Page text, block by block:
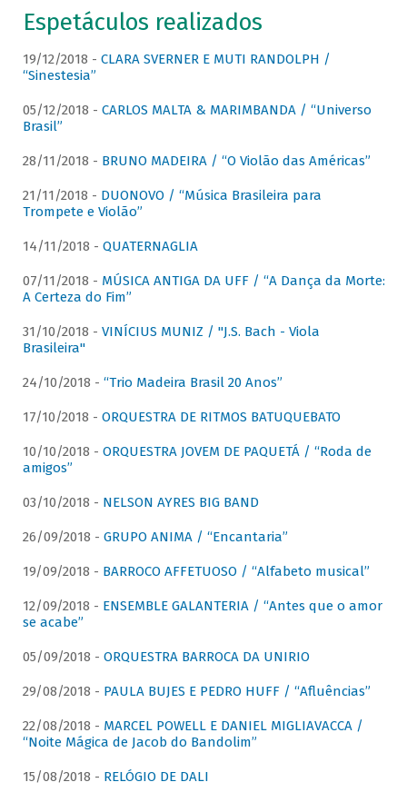
Espetáculos realizados
19/12/2018 - CLARA SVERNER E MUTI RANDOLPH /
“Sinestesia”
05/12/2018 - CARLOS MALTA & MARIMBANDA / “Universo
Brasil”
28/11/2018 - BRUNO MADEIRA / “O Violão das Américas”
21/11/2018 - DUONOVO / “Música Brasileira para
Trompete e Violão”
14/11/2018 - QUATERNAGLIA
07/11/2018 - MÚSICA ANTIGA DA UFF / “A Dança da Morte:
A Certeza do Fim”
31/10/2018 - VINÍCIUS MUNIZ / "J.S. Bach - Viola
Brasileira"
24/10/2018 - “Trio Madeira Brasil 20 Anos”
17/10/2018 - ORQUESTRA DE RITMOS BATUQUEBATO
10/10/2018 - ORQUESTRA JOVEM DE PAQUETÁ / “Roda de
amigos”
03/10/2018 - NELSON AYRES BIG BAND
26/09/2018 - GRUPO ANIMA / “Encantaria”
19/09/2018 - BARROCO AFFETUOSO / “Alfabeto musical”
12/09/2018 - ENSEMBLE GALANTERIA / “Antes que o amor
se acabe”
05/09/2018 - ORQUESTRA BARROCA DA UNIRIO
29/08/2018 - PAULA BUJES E PEDRO HUFF / “Afluências”
22/08/2018 - MARCEL POWELL E DANIEL MIGLIAVACCA /
“Noite Mágica de Jacob do Bandolim”
15/08/2018 - RELÓGIO DE DALI